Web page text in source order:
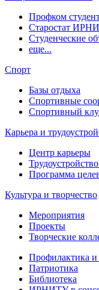
Профком
Старостат
Студенческие
еще...
Спорт
Базы отдыха
Спортивные
Спортивный
Карьера и
Центр карьеры
Программа
Культура и творчество
Мероприятия
Проекты
Творческие
Профилактика и
Патриотика
Библиотека